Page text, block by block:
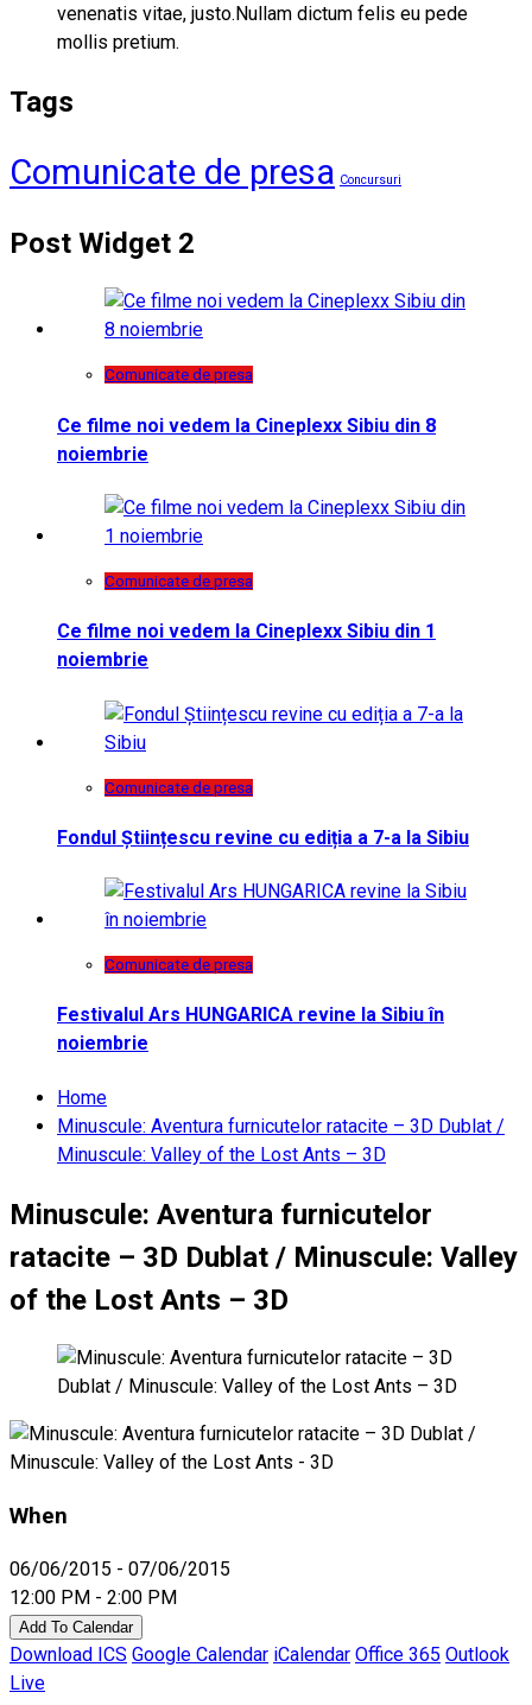
venenatis vitae, justo.Nullam dictum felis eu pede
mollis pretium.
Tags
Comunicate de presa Concursuri
Post Widget 2
Comunicate de presa
Ce filme noi vedem la Cineplexx Sibiu din 8
noiembrie
Comunicate de presa
Ce filme noi vedem la Cineplexx Sibiu din 1
noiembrie
Comunicate de presa
Fondul Științescu revine cu ediția a 7-a la Sibiu
Comunicate de presa
Festivalul Ars HUNGARICA revine la Sibiu în
noiembrie
Home
Minuscule: Aventura furnicutelor ratacite – 3D Dublat /
Minuscule: Valley of the Lost Ants – 3D
Minuscule: Aventura furnicutelor
ratacite – 3D Dublat / Minuscule: Valley
of the Lost Ants – 3D
When
06/06/2015 - 07/06/2015
12:00 PM - 2:00 PM
Add To Calendar
Download ICS Google Calendar iCalendar Office 365 Outlook
Live